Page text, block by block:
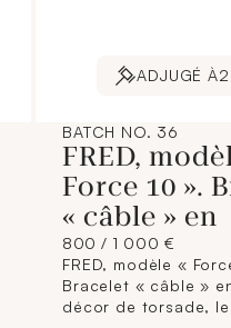
ADJUGÉ À
BATCH NO. 36
FRED,
Force 10 ».
« câble » en
800 / 1 000 €
FRED, modèle «
Bracelet « câble »
décor de torsade,